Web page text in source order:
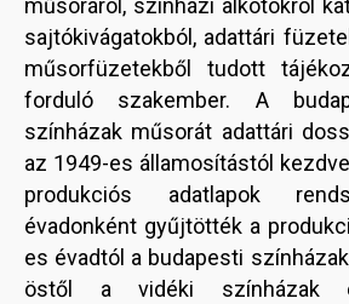
műsoráról, színházi alkotókról
sajtókivágatokból, adattári
műsorfüzetekből tudott
forduló szakember. A
színházak műsorát adattári
az 1949-es államosítástól
produkciós adatlapok
évadonként gyűjtötték a
es évadtól a budapesti
östől a vidéki színházak